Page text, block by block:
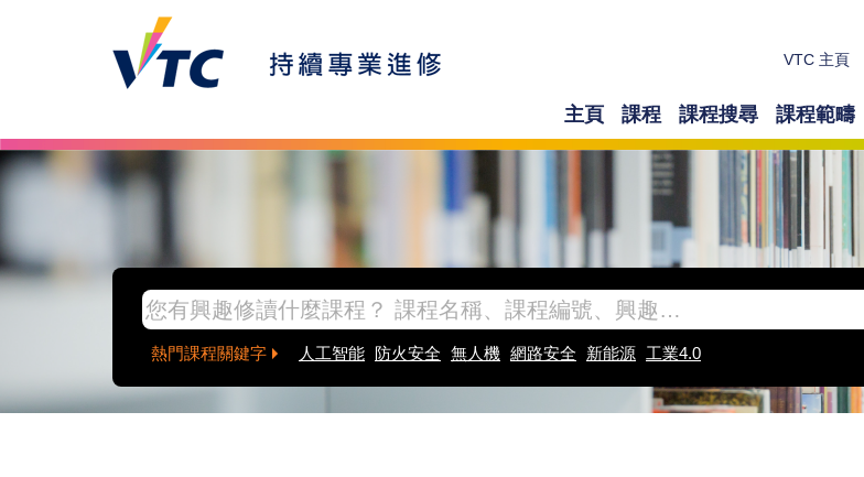
VTC 主頁
主頁 課程 課程搜尋 課程範疇
熱門課程關鍵字 人工智能 防火安全 無人機 網路安全 新能源 工業4.0